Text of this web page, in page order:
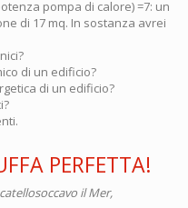
pompa di calore) =7: un
di 17 mq. In sostanza avrei
di un edificio?
di un edificio?
PERFETTA!
catellosoccavo il Mer,